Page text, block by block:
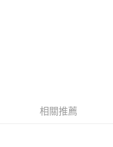
相關推薦